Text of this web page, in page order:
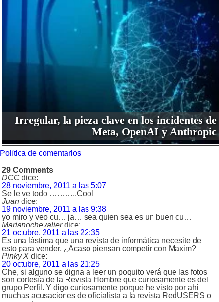
Irregular, la pieza clave en los incidentes de
Meta, OpenAI y Anthropic
Política de comentarios
29 Comments
DCC dice:
28 noviembre, 2011 a las 5:07
Se le ve todo ………..Cool
Juan dice:
19 noviembre, 2011 a las 9:38
yo miro y veo cu… ja… sea quien sea es un buen cu…
Marianochevalier dice:
21 octubre, 2011 a las 22:35
Es una lástima que una revista de informática necesite de
esto para vender, ¿Acaso piensan competir con Maxim?
Pinky X dice:
20 octubre, 2011 a las 21:25
Che, si alguno se digna a leer un poquito verá que las fotos
son cortesía de la Revista Hombre que curiosamente es del
grupo Perfil. Y digo curiosamente porque he visto por ahí
muchas acusaciones de oficialista a la revista RedUSERS o